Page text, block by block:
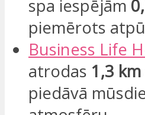
spa iespējām
piemērots
Business Life
atrodas 1,3 km
piedāvā